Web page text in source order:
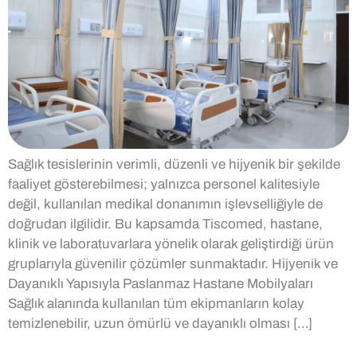
Sağlık tesislerinin verimli, düzenli ve hijyenik bir şekilde
faaliyet gösterebilmesi; yalnızca personel kalitesiyle
değil, kullanılan medikal donanımın işlevselliğiyle de
doğrudan ilgilidir. Bu kapsamda Tiscomed, hastane,
klinik ve laboratuvarlara yönelik olarak geliştirdiği ürün
gruplarıyla güvenilir çözümler sunmaktadır. Hijyenik ve
Dayanıklı Yapısıyla Paslanmaz Hastane Mobilyaları
Sağlık alanında kullanılan tüm ekipmanların kolay
temizlenebilir, uzun ömürlü ve dayanıklı olması […]